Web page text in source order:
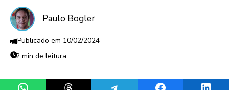
Paulo Bogler
10/02/2024
2 min de leitura
Share on WhatsAppShare on ThreadsShare on TelegramShare on Facebook